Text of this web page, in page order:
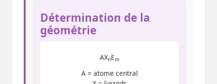
Détermination de la
géométrie
AXnEm
A = atome central